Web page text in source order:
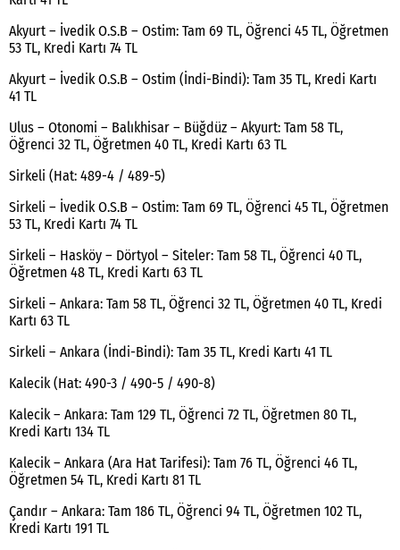
Akyurt – İvedik O.S.B – Ostim: Tam 69 TL, Öğrenci 45 TL, Öğretmen
53 TL, Kredi Kartı 74 TL
Akyurt – İvedik O.S.B – Ostim (İndi-Bindi): Tam 35 TL, Kredi Kartı
41 TL
Ulus – Otonomi – Balıkhisar – Büğdüz – Akyurt: Tam 58 TL,
Öğrenci 32 TL, Öğretmen 40 TL, Kredi Kartı 63 TL
Sirkeli (Hat: 489-4 / 489-5)
Sirkeli – İvedik O.S.B – Ostim: Tam 69 TL, Öğrenci 45 TL, Öğretmen
53 TL, Kredi Kartı 74 TL
Sirkeli – Hasköy – Dörtyol – Siteler: Tam 58 TL, Öğrenci 40 TL,
Öğretmen 48 TL, Kredi Kartı 63 TL
Sirkeli – Ankara: Tam 58 TL, Öğrenci 32 TL, Öğretmen 40 TL, Kredi
Kartı 63 TL
Sirkeli – Ankara (İndi-Bindi): Tam 35 TL, Kredi Kartı 41 TL
Kalecik (Hat: 490-3 / 490-5 / 490-8)
Kalecik – Ankara: Tam 129 TL, Öğrenci 72 TL, Öğretmen 80 TL,
Kredi Kartı 134 TL
Kalecik – Ankara (Ara Hat Tarifesi): Tam 76 TL, Öğrenci 46 TL,
Öğretmen 54 TL, Kredi Kartı 81 TL
Çandır – Ankara: Tam 186 TL, Öğrenci 94 TL, Öğretmen 102 TL,
Kredi Kartı 191 TL